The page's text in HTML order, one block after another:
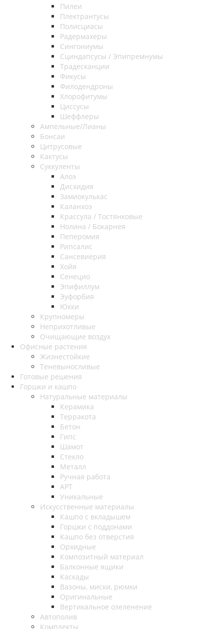
Пилеи
Плектрантусы
Полисциасы
Радермахеры
Сингониумы
Сциндапсусы / Эпипремнумы
Традесканции
Фикусы
Филодендроны
Хлорофитумы
Циссусы
Шеффлеры
Ампельные/Лианы
Бонсаи
Цитрусовые
Кактусы
Суккуленты
Алоэ
Дисхидия
Замиокулькас
Каланхоэ
Крассула / Тостянковые
Нолина / Бокарнея
Пеперомия
Рипсалис
Сансевиерия
Хойя
Сенецио
Эпифиллум
Эуфорбия
Юкки
Крупномеры
Неприхотливые
Очищающие воздух
Офисные растения
Жизнестойкие
Теневыносливые
Готовые решения
Горшки и кашпо
Натуральные материалы
Керамика
Терракота
Бетон
Гипс
Шамот
Стекло
Металл
Ручная работа
АРТ
Уникальные
Искусственные материалы
Кашпо с вкладышем
Горшки с поддонами
Кашпо без отверстия
Орхидные
Композитный материал
Балконные ящики
Каскады
Вазоны, миски, рюмки
Оригинальные
Вертикальное озеленение
Автополив
Комплекты